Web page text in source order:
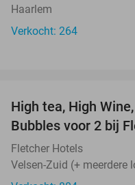
Haarlem
Verkocht: 264
High tea, High
Bubbles voor 2 bij
Fletcher Hotels
Velsen-Zuid (+ meerdere